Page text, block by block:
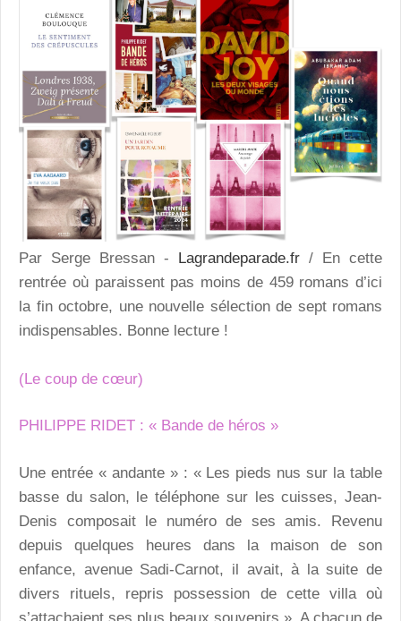
Par Serge Bressan - Lagrandeparade.fr / En cette
rentrée où paraissent pas moins de 459 romans d’ici
la fin octobre, une nouvelle sélection de sept romans
indispensables. Bonne lecture !
(Le coup de cœur)
PHILIPPE RIDET : « Bande de héros »
Une entrée « andante » : « Les pieds nus sur la table
basse du salon, le téléphone sur les cuisses, Jean-
Denis composait le numéro de ses amis. Revenu
depuis quelques heures dans la maison de son
enfance, avenue Sadi-Carnot, il avait, à la suite de
divers rituels, repris possession de cette villa où